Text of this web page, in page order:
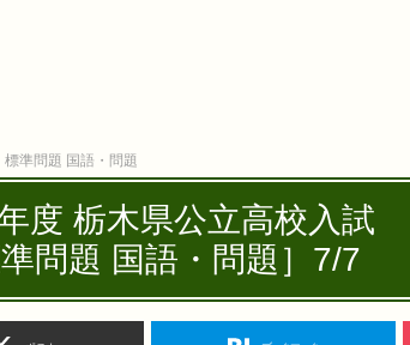
標準問題 国語・問題
度 栃木県公立高校入試
準問題 国語・問題］7/7